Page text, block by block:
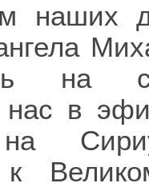
наших
на
нас в
к